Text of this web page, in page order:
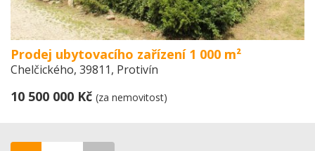
Prodej ubytovacího zařízení 1 000 m²
Chelčického, 39811, Protivín
10 500 000 Kč (za nemovitost)